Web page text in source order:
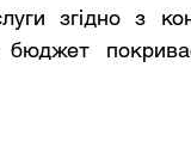
згідно з